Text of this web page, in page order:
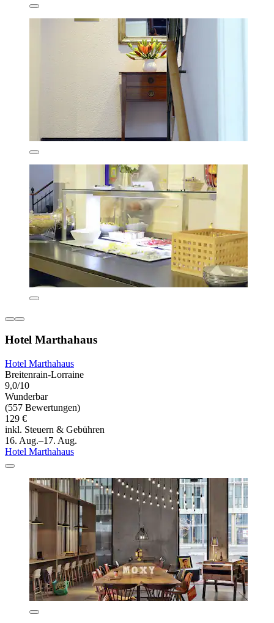
Hotel Marthahaus
Hotel Marthahaus
Breitenrain-Lorraine
9,0/10
Wunderbar
(557 Bewertungen)
129 €
inkl. Steuern & Gebühren
16. Aug.–17. Aug.
Hotel Marthahaus